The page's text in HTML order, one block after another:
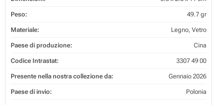
Peso: 49.7 gr
Materiale: Legno, Vetro
Paese di produzione: Cina
Codice Intrastat: 3307 49 00
Presente nella nostra collezione da: Gennaio 2026
Paese di invio: Polonia